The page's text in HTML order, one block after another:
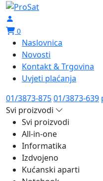
0
Naslovnica
Novosti
Kontakt & Trgovina
Uvjeti plaćanja
01/3873-87501/3873-639
Svi proizvodi
Svi proizvodi
All-in-one
Informatika
Izdvojeno
Kućanski aparti